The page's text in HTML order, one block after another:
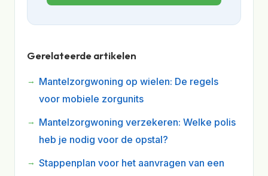
Gerelateerde artikelen
Mantelzorgwoning op wielen: De regels
voor mobiele zorgunits
Mantelzorgwoning verzekeren: Welke polis
heb je nodig voor de opstal?
Stappenplan voor het aanvragen van een